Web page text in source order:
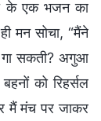
के एक भजन का
मन सोचा, “मैंने
गा सकती? अगुआ
को रिहर्सल
मैं मंच पर जाकर